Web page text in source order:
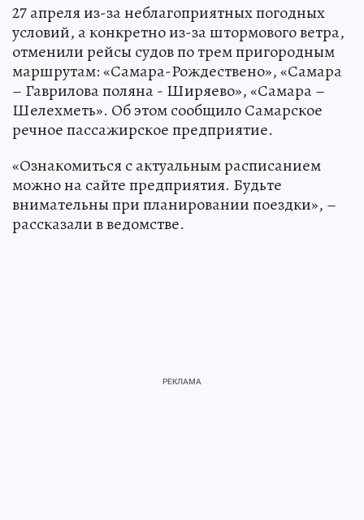
27 апреля из-за неблагоприятных погодных
условий, а конкретно из-за штормового ветра,
отменили рейсы судов по трем пригородным
маршрутам: «Самара-Рождествено», «Самара
– Гаврилова поляна - Ширяево», «Самара –
Шелехметь». Об этом сообщило Самарское
речное пассажирское предприятие.
«Ознакомиться с актуальным расписанием
можно на сайте предприятия. Будьте
внимательны при планировании поездки», –
рассказали в ведомстве.